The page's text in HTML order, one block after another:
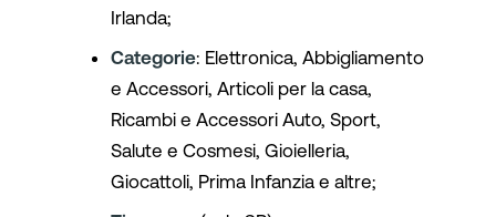
Irlanda;
Categorie: Elettronica, Abbigliamento
e Accessori, Articoli per la casa,
Ricambi e Accessori Auto, Sport,
Salute e Cosmesi, Gioielleria,
Giocattoli, Prima Infanzia e altre;